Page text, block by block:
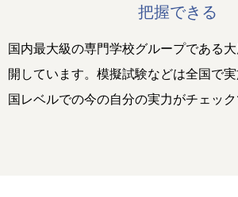
把握できる
国内最大級の専門学校グループである
開しています。模擬試験などは全国で
国レベルでの今の自分の実力がチェック